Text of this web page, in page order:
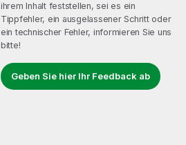
ihrem Inhalt feststellen, sei es ein
Tippfehler, ein ausgelassener Schritt oder
ein technischer Fehler, informieren Sie uns
bitte!
Geben Sie hier Ihr Feedback ab